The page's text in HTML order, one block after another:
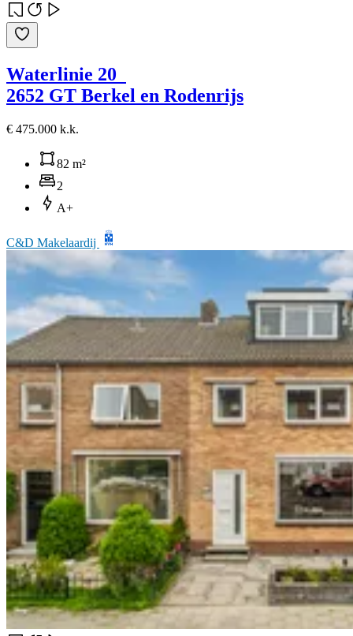
Waterlinie 20
2652 GT Berkel en Rodenrijs
€ 475.000 k.k.
82 m²
2
A+
C&D Makelaardij